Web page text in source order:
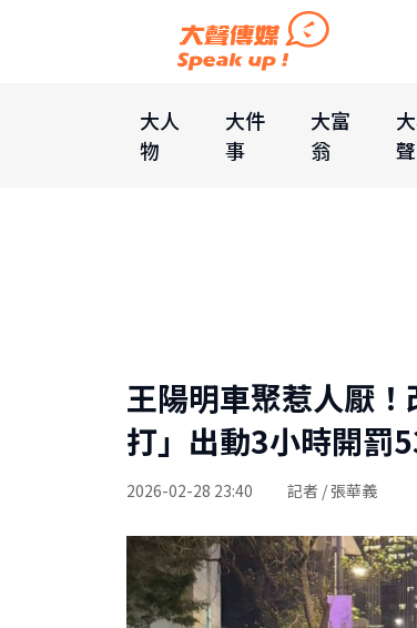
大人
物
大件
事
大富
翁
聲
王陽明車聚惹人厭
打」出動3小時開罰
2026-02-28 23:40 記者 / 張華義